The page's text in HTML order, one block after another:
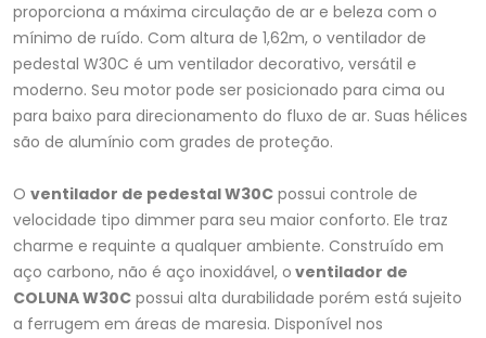
proporciona a máxima circulação de ar e beleza com o
mínimo de ruído. Com altura de 1,62m, o ventilador de
pedestal W30C é um ventilador decorativo, versátil e
moderno. Seu motor pode ser posicionado para cima ou
para baixo para direcionamento do fluxo de ar. Suas hélices
são de alumínio com grades de proteção.
O ventilador de pedestal W30C possui controle de
velocidade tipo dimmer para seu maior conforto. Ele traz
charme e requinte a qualquer ambiente. Construído em
aço carbono, não é aço inoxidável, o ventilador de
COLUNA W30C possui alta durabilidade porém está sujeito
a ferrugem em áreas de maresia. Disponível nos